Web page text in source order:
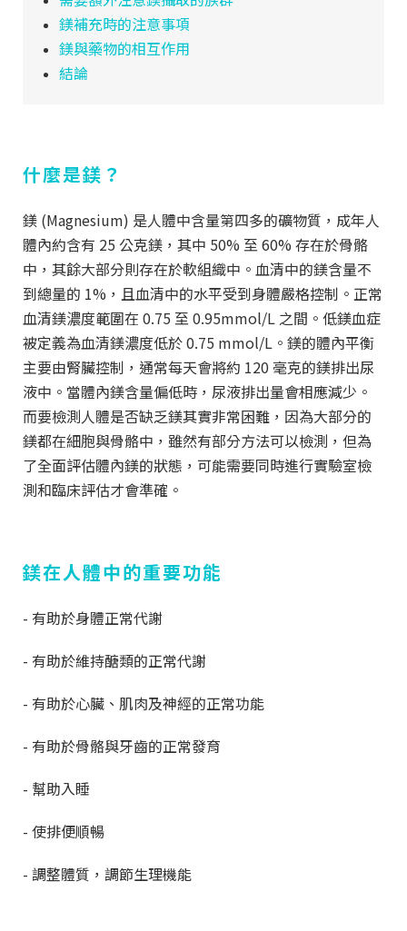
鎂補充時的注意事項
鎂與藥物的相互作用
結論
什麼是鎂？
鎂 (Magnesium) 是人體中含量第四多的礦物質，成年人
體內約含有 25 公克鎂，其中 50% 至 60% 存在於骨骼
中，其餘大部分則存在於軟組織中。血清中的鎂含量不
到總量的 1%，且血清中的水平受到身體嚴格控制。正常
血清鎂濃度範圍在 0.75 至 0.95mmol/L 之間。低鎂血症
被定義為血清鎂濃度低於 0.75 mmol/L。鎂的體內平衡
主要由腎臟控制，通常每天會將約 120 毫克的鎂排出尿
液中。當體內鎂含量偏低時，尿液排出量會相應減少。
而要檢測人體是否缺乏鎂其實非常困難，因為大部分的
鎂都在細胞與骨骼中，雖然有部分方法可以檢測，但為
了全面評估體內鎂的狀態，可能需要同時進行實驗室檢
測和臨床評估才會準確。
鎂在人體中的重要功能
- 有助於身體正常代謝
- 有助於維持醣類的正常代謝
- 有助於心臟、肌肉及神經的正常功能
- 有助於骨骼與牙齒的正常發育
- 幫助入睡
- 使排便順暢
- 調整體質，調節生理機能